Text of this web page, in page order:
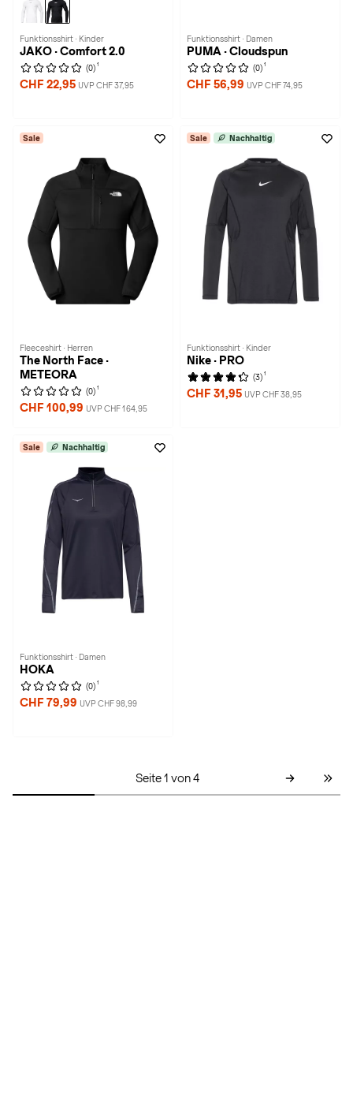
Funktionsshirt · Kinder
JAKO · Comfort 2.0
(0) 1
CHF 22,95 UVP CHF 37,95
Funktionsshirt · Damen
PUMA · Cloudspun
(0) 1
CHF 56,99 UVP CHF 74,95
Sale
Fleeceshirt · Herren
The North Face ·
METEORA
(0) 1
CHF 100,99 UVP CHF 164,95
Sale Nachhaltig
Funktionsshirt · Kinder
Nike · PRO
(3) 1
CHF 31,95 UVP CHF 38,95
Sale Nachhaltig
Funktionsshirt · Damen
HOKA
(0) 1
CHF 79,99 UVP CHF 98,99
Seite 1 von 4